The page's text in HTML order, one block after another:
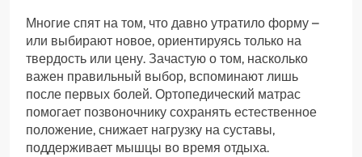
Многие спят на том, что давно утратило форму –
или выбирают новое, ориентируясь только на
твердость или цену. Зачастую о том, насколько
важен правильный выбор, вспоминают лишь
после первых болей. Ортопедический матрас
помогает позвоночнику сохранять естественное
положение, снижает нагрузку на суставы,
поддерживает мышцы во время отдыха.